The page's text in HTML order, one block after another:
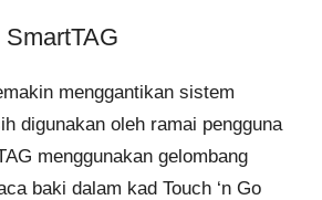
menggantikan sistem
digunakan oleh ramai pengguna
menggunakan gelombang
baki dalam kad Touch ‘n Go